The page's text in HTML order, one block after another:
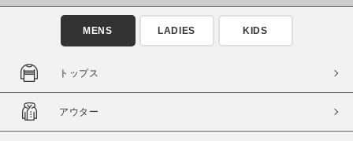
MENS LADIES KIDS
トップス
アウター